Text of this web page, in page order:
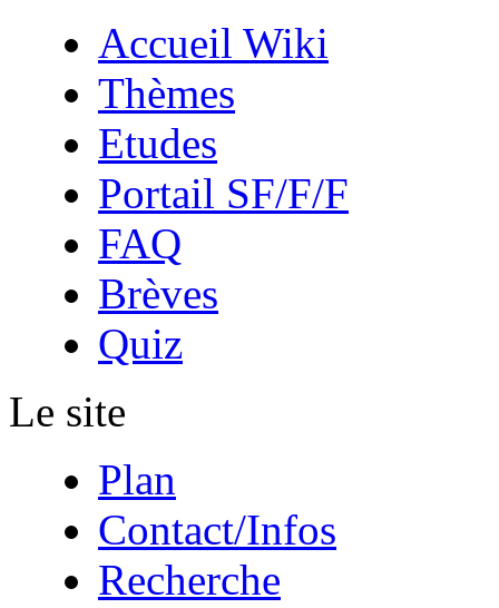
Accueil Wiki
Thèmes
Etudes
Portail SF/F/F
FAQ
Brèves
Quiz
Le site
Plan
Contact/Infos
Recherche